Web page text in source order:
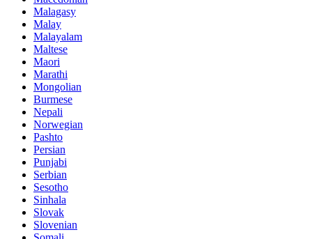
Malagasy
Malay
Malayalam
Maltese
Maori
Marathi
Mongolian
Burmese
Nepali
Norwegian
Pashto
Persian
Punjabi
Serbian
Sesotho
Sinhala
Slovak
Slovenian